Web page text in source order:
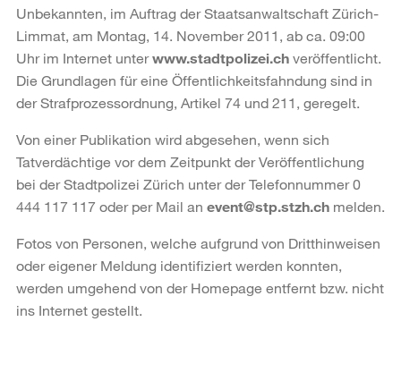
Unbekannten, im Auftrag der Staatsanwaltschaft Zürich-
Limmat, am Montag, 14. November 2011, ab ca. 09:00
Uhr im Internet unterwww.stadtpolizei.ch veröffentlicht.
Die Grundlagen für eine Öffentlichkeitsfahndung sind in
der Strafprozessordnung, Artikel 74 und 211, geregelt.
Von einer Publikation wird abgesehen, wenn sich
Tatverdächtige vor dem Zeitpunkt der Veröffentlichung
bei der Stadtpolizei Zürich unter der Telefonnummer 0
444 117 117 oder per Mail an event@stp.stzh.ch melden.
Fotos von Personen, welche aufgrund von Dritthinweisen
oder eigener Meldung identifiziert werden konnten,
werden umgehend von der Homepage entfernt bzw. nicht
ins Internet gestellt.